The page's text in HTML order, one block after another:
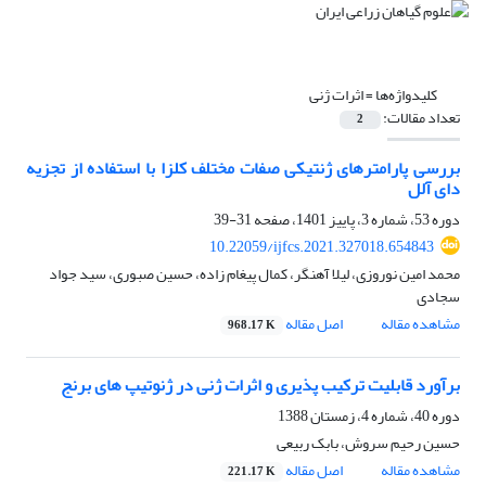
کلیدواژه‌ها =اثرات ژنی
تعداد مقالات: 2
بررسی پارامترهای ژنتیکی صفات مختلف کلزا با استفاده از تجزیه
دای آلل
دوره 53، شماره 3، پاییز 1401، صفحه
31-39
10.22059/ijfcs.2021.327018.654843
محمد امین نوروزی، لیلا آهنگر، کمال پیغام زاده، حسین صبوری، سید جواد
سجادی
مشاهده مقاله
اصل مقاله 968.17 K
برآورد قابلیت ترکیب پذیری و اثرات ژنی در ژنوتیپ های برنج
دوره 40، شماره 4، زمستان 1388
حسین رحیم سروش، بابک ربیعی
مشاهده مقاله
اصل مقاله 221.17 K